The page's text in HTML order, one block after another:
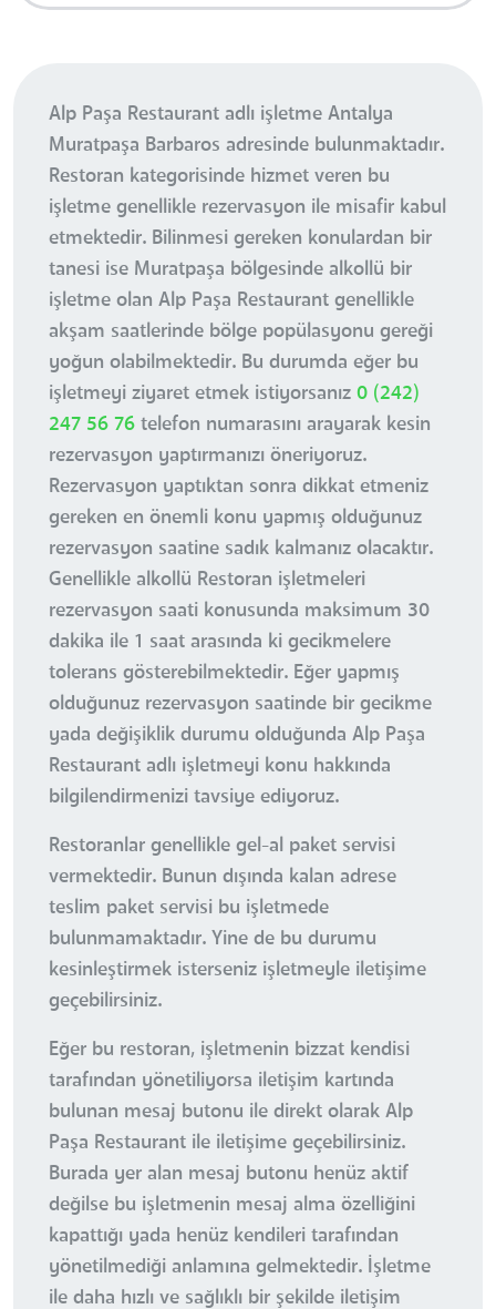
Alp Paşa Restaurant adlı işletme Antalya
Muratpaşa Barbaros adresinde bulunmaktadır.
Restoran kategorisinde hizmet veren bu
işletme genellikle rezervasyon ile misafir kabul
etmektedir. Bilinmesi gereken konulardan bir
tanesi ise Muratpaşa bölgesinde alkollü bir
işletme olan Alp Paşa Restaurant genellikle
akşam saatlerinde bölge popülasyonu gereği
yoğun olabilmektedir. Bu durumda eğer bu
işletmeyi ziyaret etmek istiyorsanız 0 (242)
247 56 76 telefon numarasını arayarak kesin
rezervasyon yaptırmanızı öneriyoruz.
Rezervasyon yaptıktan sonra dikkat etmeniz
gereken en önemli konu yapmış olduğunuz
rezervasyon saatine sadık kalmanız olacaktır.
Genellikle alkollü Restoran işletmeleri
rezervasyon saati konusunda maksimum 30
dakika ile 1 saat arasında ki gecikmelere
tolerans gösterebilmektedir. Eğer yapmış
olduğunuz rezervasyon saatinde bir gecikme
yada değişiklik durumu olduğunda Alp Paşa
Restaurant adlı işletmeyi konu hakkında
bilgilendirmenizi tavsiye ediyoruz.
Restoranlar genellikle gel-al paket servisi
vermektedir. Bunun dışında kalan adrese
teslim paket servisi bu işletmede
bulunmamaktadır. Yine de bu durumu
kesinleştirmek isterseniz işletmeyle iletişime
geçebilirsiniz.
Eğer bu restoran, işletmenin bizzat kendisi
tarafından yönetiliyorsa iletişim kartında
bulunan mesaj butonu ile direkt olarak Alp
Paşa Restaurant ile iletişime geçebilirsiniz.
Burada yer alan mesaj butonu henüz aktif
değilse bu işletmenin mesaj alma özelliğini
kapattığı yada henüz kendileri tarafından
yönetilmediği anlamına gelmektedir. İşletme
ile daha hızlı ve sağlıklı bir şekilde iletişim